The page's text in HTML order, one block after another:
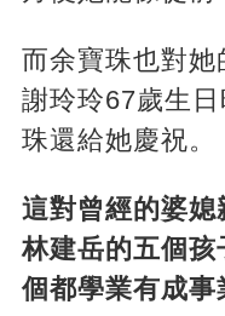
而余寶珠也對
謝玲玲67歲生
珠還給她慶祝。
這對曾經的婆媳
林建岳的五個孩
個都學業有成事